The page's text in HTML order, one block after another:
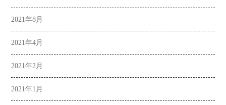
2021年8月
2021年4月
2021年2月
2021年1月